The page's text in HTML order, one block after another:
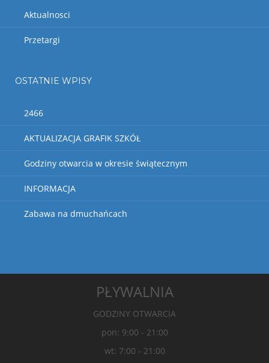
Aktualnosci
Przetargi
OSTATNIE WPISY
2466
AKTUALIZACJA GRAFIK SZKÓŁ
Godziny otwarcia w okresie świątecznym
INFORMACJA
Zabawa na dmuchańcach
PŁYWALNIA
GODZINY OTWARCIA
pon: 9:00 - 21:00
wt: 7:00 - 21:00